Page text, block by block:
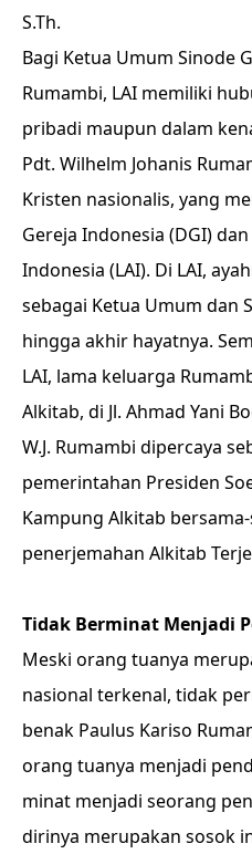
S.Th.
Bagi Ketua Umum Sinode
Rumambi, LAI memiliki
pribadi maupun dalam
Pdt. Wilhelm Johanis
Kristen nasionalis, yang
Gereja Indonesia (DGI)
Indonesia (LAI). Di LAI,
sebagai Ketua Umum dan
hingga akhir hayatnya.
LAI, lama keluarga
Alkitab, di Jl. Ahmad Yani
W.J. Rumambi dipercaya
pemerintahan Presiden
Kampung Alkitab
penerjemahan Alkitab
Tidak Berminat Menjadi
Meski orang tuanya
nasional terkenal, tidak
benak Paulus Kariso
orang tuanya menjadi
minat menjadi seorang
dirinya merupakan sosok